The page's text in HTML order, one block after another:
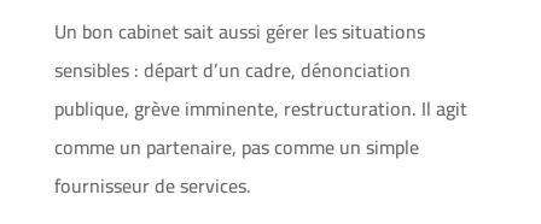
Un bon cabinet sait aussi gérer les situations
sensibles : départ d’un cadre, dénonciation
publique, grève imminente, restructuration. Il agit
comme un partenaire, pas comme un simple
fournisseur de services.